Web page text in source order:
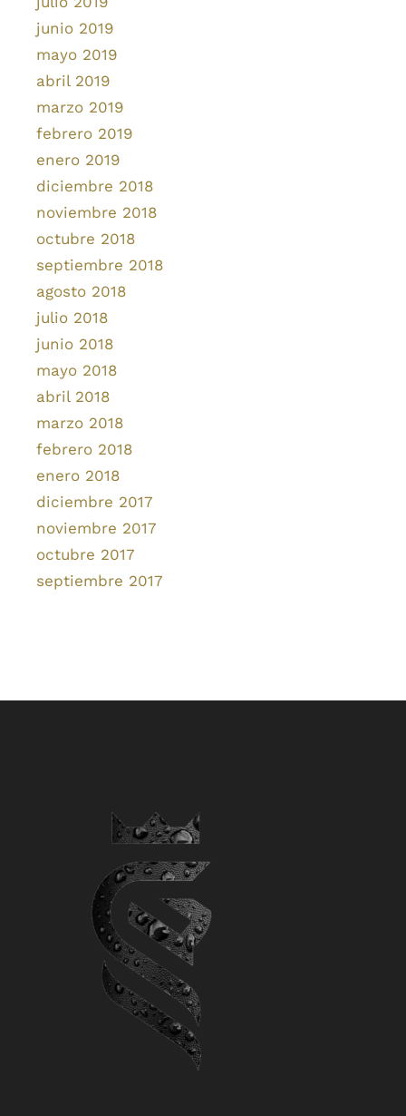
junio 2019
mayo 2019
abril 2019
marzo 2019
febrero 2019
enero 2019
diciembre 2018
noviembre 2018
octubre 2018
septiembre 2018
agosto 2018
julio 2018
junio 2018
mayo 2018
abril 2018
marzo 2018
febrero 2018
enero 2018
diciembre 2017
noviembre 2017
octubre 2017
septiembre 2017